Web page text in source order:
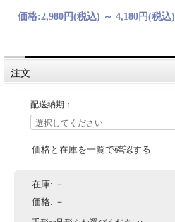
価格:2,980円(税込) ～ 4,180円(税込)
注文
配送納期：
価格と在庫を一覧で確認する
在庫: －
価格: －